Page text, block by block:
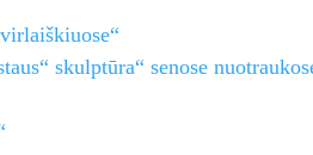
skulptūra“ senose